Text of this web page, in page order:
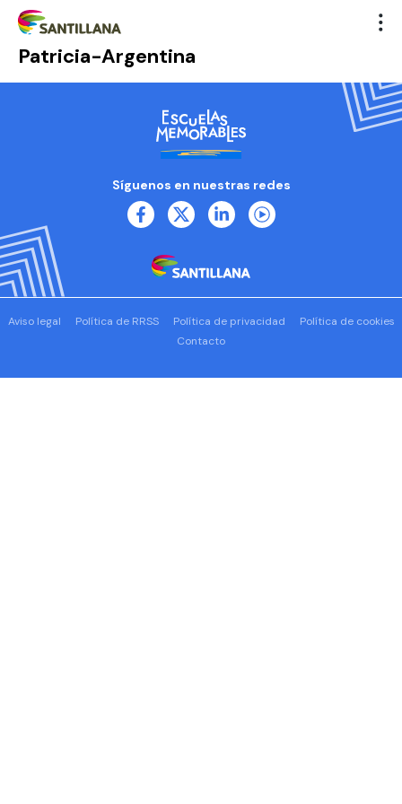
Patricia-Argentina
Síguenos en nuestras redes
Aviso legal Política de RRSS Política de privacidad
Política de cookies
Contacto